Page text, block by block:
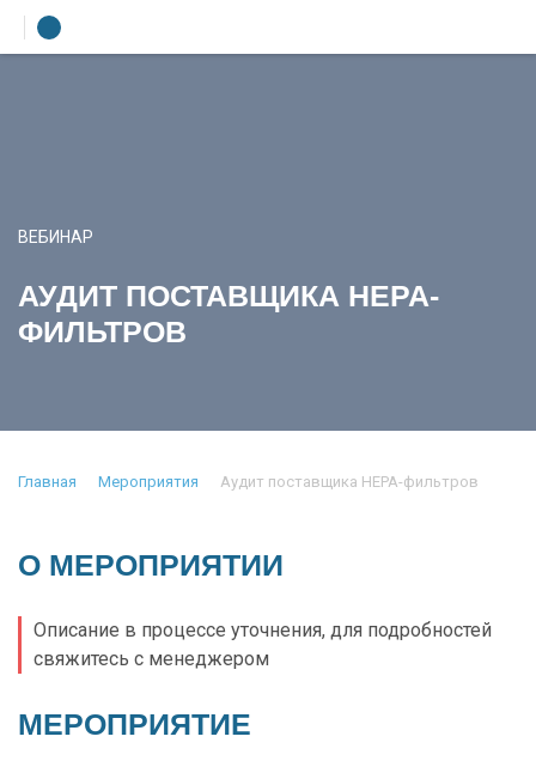
КОНТАКТЫ
ВЕБИНАР
АУДИТ ПОСТАВЩИКА НЕРА-
ФИЛЬТРОВ
Главная Мероприятия Аудит поставщика НЕРА-фильтров
О МЕРОПРИЯТИИ
Описание в процессе уточнения, для подробностей
свяжитесь с менеджером
МЕРОПРИЯТИЕ